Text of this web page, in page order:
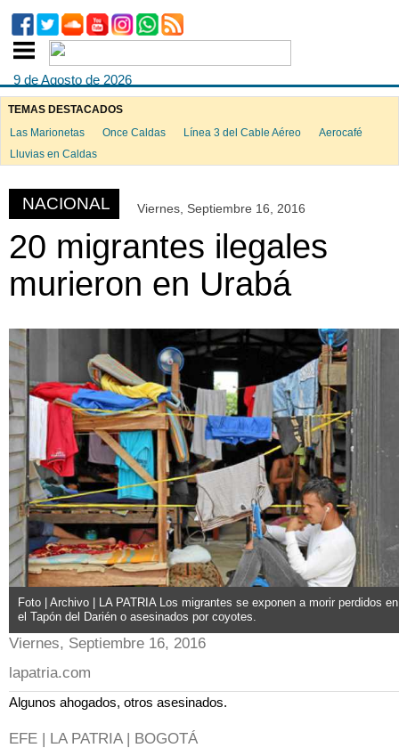
9 de Agosto de 2026
TEMAS DESTACADOS
Las Marionetas
Once Caldas Línea 3 del Cable Aéreo
Aerocafé
Lluvias en Caldas
NACIONAL Viernes, Septiembre 16, 2016
20 migrantes ilegales
murieron en Urabá
Foto | Archivo | LA PATRIA Los migrantes se exponen a morir perdidos en
el Tapón del Darién o asesinados por coyotes.
Viernes, Septiembre 16, 2016
lapatria.com
Algunos ahogados, otros asesinados.
EFE | LA PATRIA | BOGOTÁ